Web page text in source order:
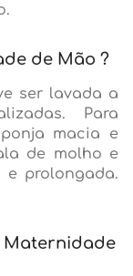
de Mão ?
ser lavada a
Para
macia e
de molho e
prolongada.
Maternidade